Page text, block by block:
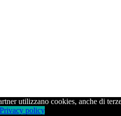
utilizzano cookies, anche di
Privacy policy